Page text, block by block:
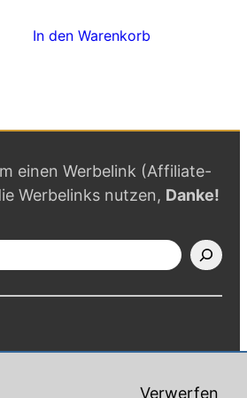
Verwerfen
In den Warenkorb
einen Werbelink (Affiliate-
Werbelinks nutzen, Danke!